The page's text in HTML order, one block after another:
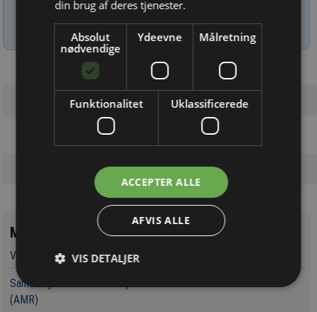
Læs mere om udsendelsestidspunkter og afmelding her
Mest læste
Verdens første RISC-V data trace løsning er nu præsenteret
Samarbejde om referenceplatform til en autonom mobil robot
(AMR)
din brug af deres tjenester.
Absolut
nødvendige
Ydeevne Målretning
Funktionalitet Uklassificerede
ACCEPTER ALLE
AFVIS ALLE
VIS DETALJER